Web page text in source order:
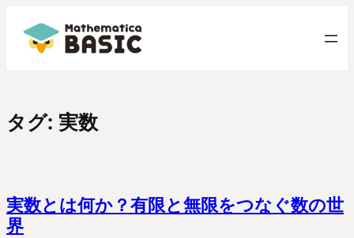
キ
ッ
タグ: 実数
実数とは何か？有限と無限をつなぐ数の世
界